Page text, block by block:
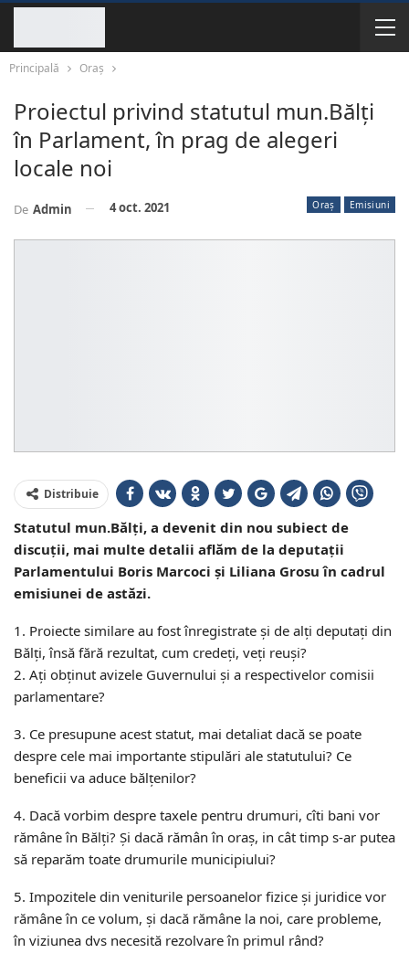
Principală Oraș
Proiectul privind statutul mun.Bălți
în Parlament, în prag de alegeri
locale noi
Oraș Emisiuni
De Admin 4 oct. 2021
Distribuie
Statutul mun.Bălți, a devenit din nou subiect de
discuții, mai multe detalii aflăm de la deputații
Parlamentului Boris Marcoci și Liliana Grosu în cadrul
emisiunei de astăzi.
1. Proiecte similare au fost înregistrate și de alți deputați din
Bălți, însă fără rezultat, cum credeți, veți reuși?
2. Ați obținut avizele Guvernului și a respectivelor comisii
parlamentare?
3. Ce presupune acest statut, mai detaliat dacă se poate
despre cele mai importante stipulări ale statutului? Ce
beneficii va aduce bălțenilor?
4. Dacă vorbim despre taxele pentru drumuri, cîti bani vor
rămâne în Bălți? Și dacă rămân în oraș, in cât timp s-ar putea
să reparăm toate drumurile municipiului?
5. Impozitele din veniturile persoanelor fizice și juridice vor
rămâne în ce volum, și dacă rămâne la noi, care probleme,
în viziunea dvs necesită rezolvare în primul rând?